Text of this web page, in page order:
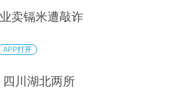
卖镉米遭敲诈
APP打开
川湖北两所